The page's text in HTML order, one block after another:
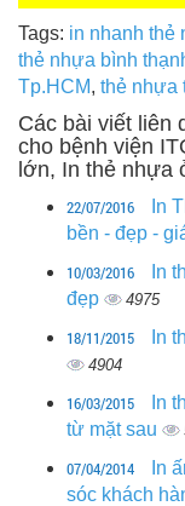
Tags: in nhanh thẻ
thẻ nhựa bình
Tp.HCM, thẻ nhựa
Các bài viết liên
cho bệnh viện
lớn, In thẻ nhựa
22/07/2016
In
bền - đẹp -
10/03/2016
In
đẹp
4975
18/11/2015 In
4904
16/03/2015
In
từ mặt sau
07/04/2014
In
sóc khách